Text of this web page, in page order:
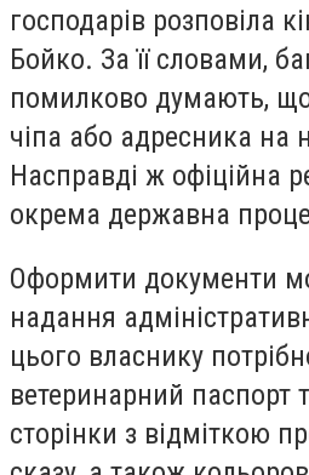
господарів розповіла
Бойко. За її словами,
помилково думають,
чіпа або адресника на
Насправді ж офіційна
окрема державна
Оформити документи
надання
цього власнику
ветеринарний паспорт
сторінки з відміткою